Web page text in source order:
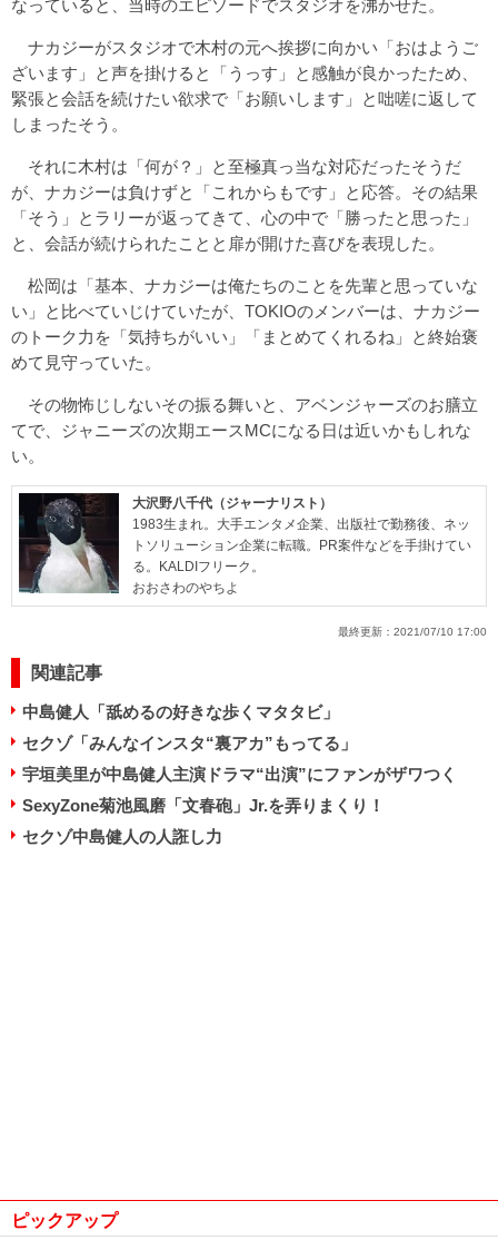
なっていると、当時のエピソードでスタジオを沸かせた。
ナカジーがスタジオで木村の元へ挨拶に向かい「おはようご
ざいます」と声を掛けると「うっす」と感触が良かったため、
緊張と会話を続けたい欲求で「お願いします」と咄嗟に返して
しまったそう。
それに木村は「何が？」と至極真っ当な対応だったそうだ
が、ナカジーは負けずと「これからもです」と応答。その結果
「そう」とラリーが返ってきて、心の中で「勝ったと思った」
と、会話が続けられたことと扉が開けた喜びを表現した。
松岡は「基本、ナカジーは俺たちのことを先輩と思っていな
い」と比べていじけていたが、TOKIOのメンバーは、ナカジー
のトーク力を「気持ちがいい」「まとめてくれるね」と終始褒
めて見守っていた。
その物怖じしないその振る舞いと、アベンジャーズのお膳立
てで、ジャニーズの次期エースMCになる日は近いかもしれな
い。
大沢野八千代（ジャーナリスト）
1983生まれ。大手エンタメ企業、出版社で勤務後、ネッ
トソリューション企業に転職。PR案件などを手掛けてい
る。KALDIフリーク。
おおさわのやちよ
最終更新： 2021/07/10 17:00
関連記事
中島健人「舐めるの好きな歩くマタタビ」
セクゾ「みんなインスタ“裏アカ”もってる」
宇垣美里が中島健人主演ドラマ“出演”にファンがザワつく
SexyZone菊池風磨「文春砲」Jr.を弄りまくり！
セクゾ中島健人の人誑し力
ピックアップ